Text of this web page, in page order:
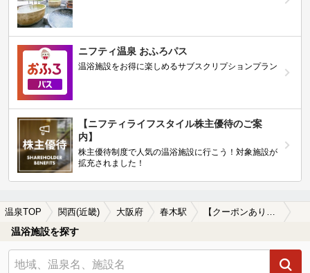
ニフティ温泉 おふろパス
温浴施設をお得に楽しめるサブスクリプションプラン
【ニフティライフスタイル株主優待のご案
内】
株主優待制度で人気の温浴施設に行こう！対象施設が
拡充されました！
温泉TOP 関西(近畿) 大阪府 春木駅 【クーポンあり】冷え性に効能がある春木駅近くの温泉、日帰り温泉、スーパー銭湯おすすめ
温浴施設を探す